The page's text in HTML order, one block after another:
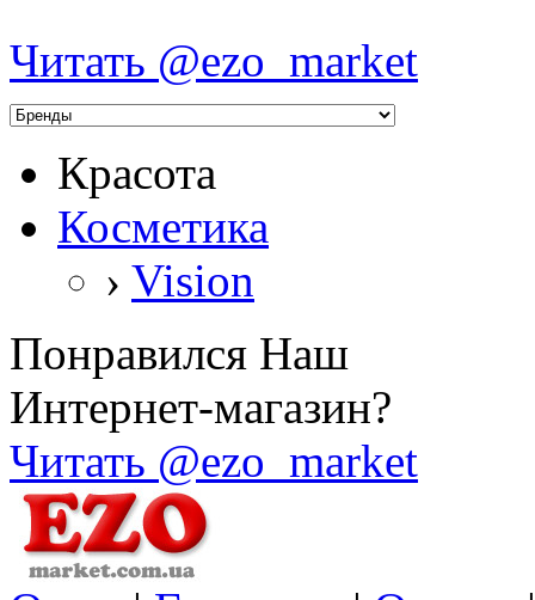
Читать @ezo_market
Красота
Косметика
› Vision
Понравился Наш
Интернет-магазин?
Читать @ezo_market